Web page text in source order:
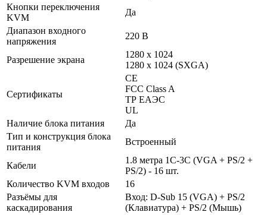
Кнопки переключения
KVM
Да
Диапазон входного
напряжения
220 В
Разрешение экрана
1280 x 1024
1280 x 1024 (SXGA)
Сертификаты
CE
FCC Class A
ТР ЕАЭС
UL
Наличие блока питания
Да
Тип и конструкция блока
питания
Встроенный
Кабели
1.8 метра 1C-3C (VGA + PS/2 +
PS/2) - 16 шт.
Количество KVM входов
16
Разъёмы для
каскадирования
Вход: D-Sub 15 (VGA) + PS/2
(Клавиатура) + PS/2 (Мышь)